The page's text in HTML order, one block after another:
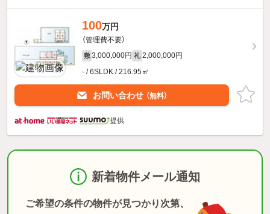
100万円
（管理費不要）
敷 3,000,000円 礼 2,000,000円
- / 6SLDK / 216.95㎡
お問い合わせ （無料）
提供
新着物件メール通知
ご希望の条件の物件が見つかり次第、